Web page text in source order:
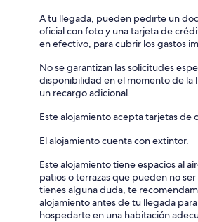
A tu llegada, pueden pedirte un
oficial con foto y una tarjeta de
en efectivo, para cubrir los gastos
No se garantizan las solicitudes
disponibilidad en el momento de la
un recargo adicional.
Este alojamiento acepta tarjetas de
El alojamiento cuenta con extintor.
Este alojamiento tiene espacios al
patios o terrazas que pueden no
tienes alguna duda, te
alojamiento antes de tu llegada
hospedarte en una habitación